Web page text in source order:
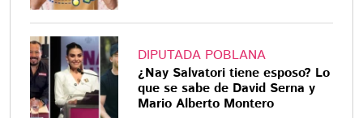
DIPUTADA POBLANA
¿Nay Salvatori tiene esposo? Lo
que se sabe de David Serna y
Mario Alberto Montero